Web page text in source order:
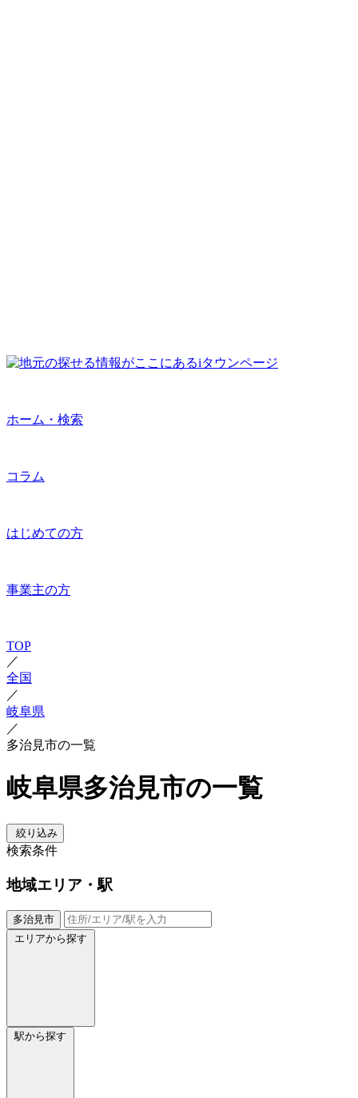
ホーム・検索
コラム
はじめての方
事業主の方
TOP
／
全国
／
岐阜県
／
多治見市の一覧
岐阜県多治見市の一覧
絞り込み
検索条件
地域エリア・駅
多治見市
エリアから探す
駅から探す